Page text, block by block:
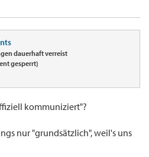
dauerhaft verreist
gesperrt)
kommuniziert"?
nur "grundsätzlich", weil's uns